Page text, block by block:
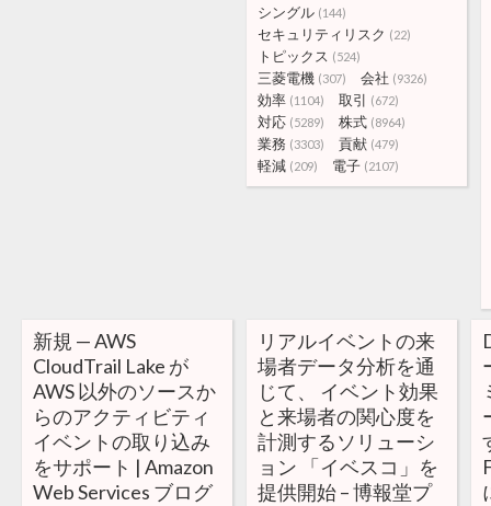
シングル (144)
セキュリティリスク (22)
トピックス (524)
三菱電機 (307) 会社 (9326)
効率 (1104) 取引 (672)
対応 (5289) 株式 (8964)
業務 (3303) 貢献 (479)
軽減 (209) 電子 (2107)
新規 — AWS
CloudTrail Lake が
AWS 以外のソースか
らのアクティビティ
イベントの取り込み
をサポート | Amazon
Web Services ブログ
リアルイベントの来
場者データ分析を通
じて、 イベント効果
と来場者の関心度を
計測するソリューシ
ョン 「イベスコ」を
提供開始 – 博報堂プ